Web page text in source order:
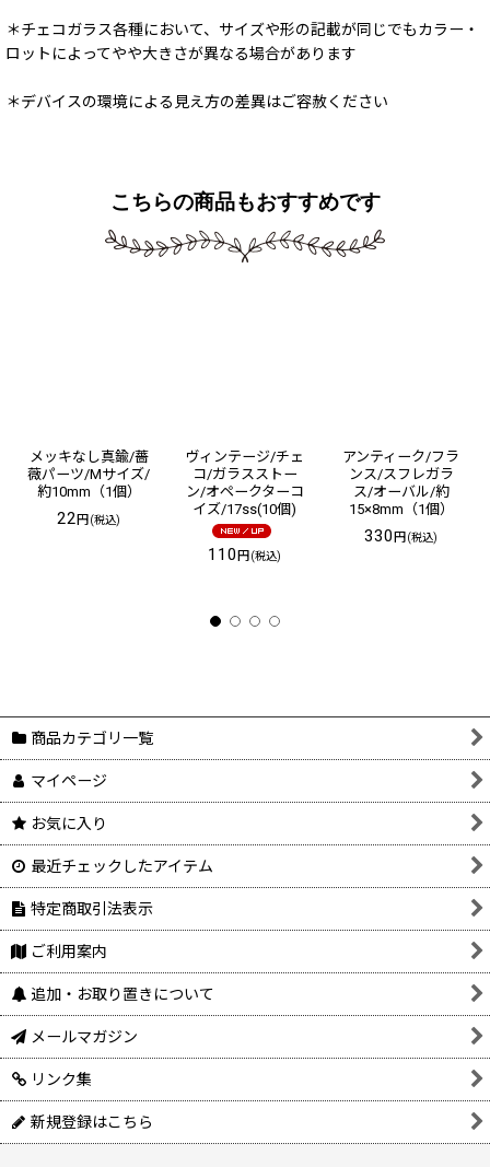
＊チェコガラス各種において、サイズや形の記載が同じでもカラー・
ロットによってやや大きさが異なる場合があります
＊デバイスの環境による見え方の差異はご容赦ください
こちらの商品もおすすめです
メッキなし真鍮/薔
薇パーツ/Mサイズ/
約10mm（1個）
22円(税込)
ヴィンテージ/チェ
コ/ガラスストー
ン/オペークターコ
イズ/17ss(10個)
110円(税込)
アンティーク/フラ
ンス/スフレガラ
ス/オーバル/約
15×8mm（1個）
330円(税込)
商品カテゴリ一覧
マイページ
お気に入り
最近チェックしたアイテム
特定商取引法表示
ご利用案内
追加・お取り置きについて
メールマガジン
リンク集
新規登録はこちら